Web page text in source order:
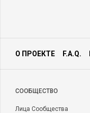
О ПРОЕКТЕ F.A.Q.
CООБЩЕСТВО
Лица Сообщества